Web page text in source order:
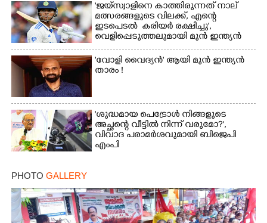
'ജയ്സ്വാളിനെ കാത്തിരുന്നത് നാല്
മത്സരങ്ങളുടെ വിലക്ക്, എന്റെ
ഇടപെടൽ കരിയർ രക്ഷിച്ചു',​
വെളിപ്പെടുത്തലുമായി മുൻ ഇന്ത്യൻ
ക്യാപ്‌ടൻ
'വോളി വൈദ്യൻ' ആയി മുൻ ഇന്ത്യൻ
താരം !
'ശുദ്ധമായ പെട്രോൾ നിങ്ങളുടെ
അച്ഛന്റെ വീട്ടിൽ നിന്ന് വരുമോ?',
വിവാദ പരാമർശവുമായി ബിജെപി
എംപി
PHOTO GALLERY